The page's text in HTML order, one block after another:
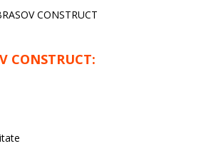
CONSTRUCT
CONSTRUCT: